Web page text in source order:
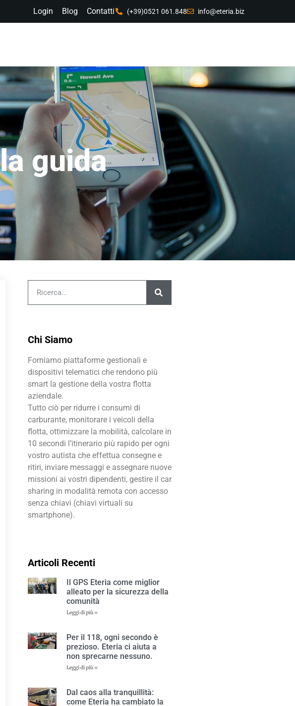
Login Blog Contatti (+39)0521 061.848 info@eteria.biz
guida
Chi Siamo
Forniamo piattaforme gestionali e
dispositivi telematici che rendono più
smart la gestione della vostra flotta
aziendale.
Tutto ciò per ridurre i consumi di
carburante, monitorare i veicoli della
flotta, ottimizzare la mobilità, calcolare in
10 secondi l’itinerario più rapido per ogni
vostro autista che effettua consegne e
ritiri, inviare messaggi e assegnare nuove
missioni ai vostri dipendenti, gestire il car
sharing in modalità remota con accesso
senza chiavi (chiavi virtuali su
smartphone).
Articoli Recenti
Il GPS Eteria come miglior
alleato per la sicurezza della
comunità
Leggi di più »
Per il 118, ogni secondo è
prezioso. Eteria ci aiuta a
non sprecarne nessuno.
Leggi di più »
Dal caos alla tranquillità:
come Eteria ha cambiato la